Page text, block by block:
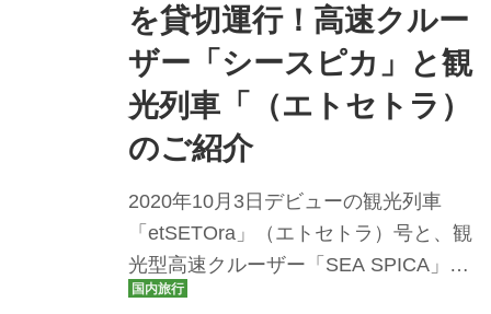
を貸切運行！高速クルー
ザー「シースピカ」と観
光列車「（エトセトラ）
のご紹介
2020年10月3日デビューの観光列車
「etSETOra」（エトセトラ）号と、観
光型高速クルーザー「SEA SPICA」
（シースピカ）2つの人気の乗り物を貸